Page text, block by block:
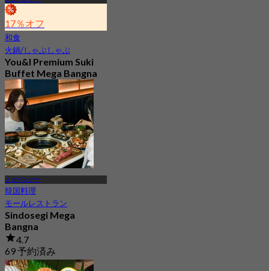
17％オフ
和食
火鍋/しゃぶしゃぶ
You&I Premium Suki
Buffet Mega Bangna
4.7
3.6K 予約済み
から฿ 498
メガバンナー
韓国料理
モールレストラン
Sindosegi Mega
Bangna
4.7
69 予約済み
から฿ 575